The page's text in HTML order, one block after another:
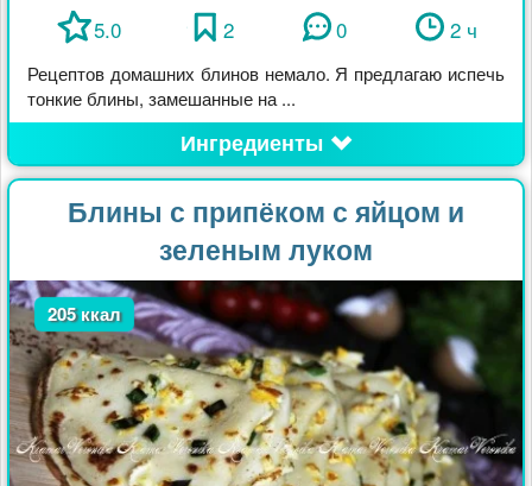
5.0 2 0 2 ч
Рецептов домашних блинов немало. Я предлагаю испечь
тонкие блины, замешанные на ...
Ингредиенты
Блины с припёком с яйцом и
зеленым луком
205 ккал